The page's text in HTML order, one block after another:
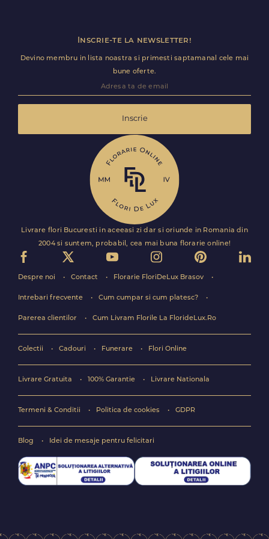
Inscrie-te la newsletter!
Devino membru in lista noastra si primesti saptamanal cele mai
bune oferte.
Inscrie
Livrare flori Bucuresti in aceeasi zi dar si oriunde in Romania din
2004 si suntem, probabil, cea mai buna florarie online!
Despre noi Contact Florarie FloriDeLux Brasov
Intrebari frecvente Cum cumpar si cum platesc?
Parerea clientilor Cum Livram Florile La FlorideLux.Ro
Colectii Cadouri Funerare Flori Online
Livrare Gratuita 100% Garantie Livrare Nationala
Termeni & Conditii Politica de cookies GDPR
Blog Idei de mesaje pentru felicitari